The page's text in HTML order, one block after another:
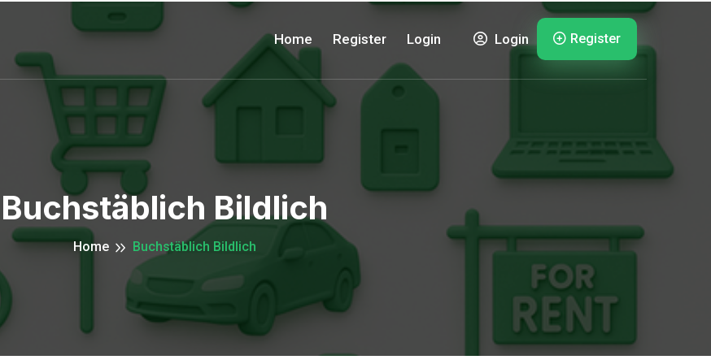
Home Register Login Login Register
Buchstäblich Bildlich
Home Buchstäblich Bildlich